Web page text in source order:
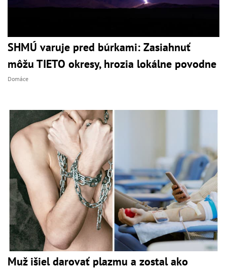
SHMÚ varuje pred búrkami: Zasiahnuť
môžu TIETO okresy, hrozia lokálne povodne
Domáce
Muž išiel darovať plazmu a zostal ako